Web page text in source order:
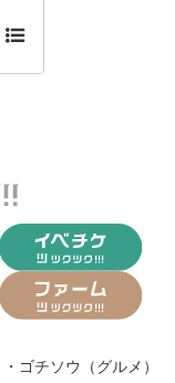
・ ゴチソウ（グルメ）